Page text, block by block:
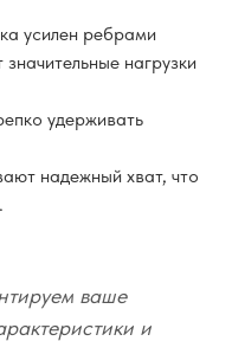
усилен ребрами
нагрузки
удерживать
надежный хват, что
ваше
и